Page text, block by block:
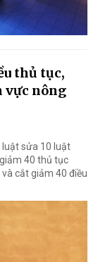
thủ tục,
vực nông
luật sửa 10 luật
40 thủ tục
cắt giảm 40 điều